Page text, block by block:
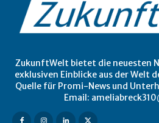
ZukunftWelt bietet die neuesten
exklusiven Einblicke aus der Welt
Quelle für Promi-News und
Email: